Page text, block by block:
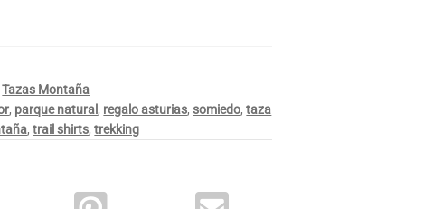
Tazas Montaña
, parque natural , regalo asturias,somiedo,taza
,trail shirts,trekking